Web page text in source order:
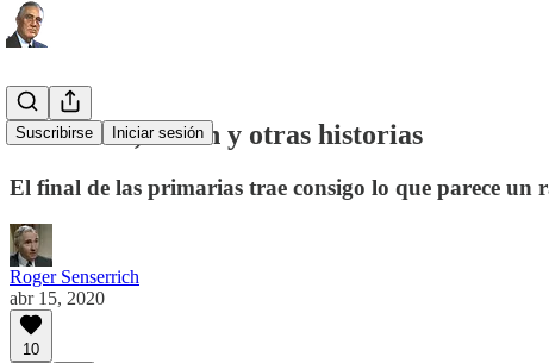
Suscribirse Iniciar sesión
Wisconsin, Biden y otras historias
El final de las primarias trae consigo lo que parece
Roger Senserrich
abr 15, 2020
10